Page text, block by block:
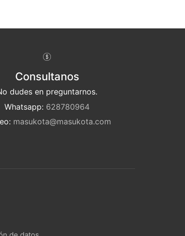
Consultanos
dudes en preguntarnos.
Whatsapp: 628780964
masukota@masukota.com